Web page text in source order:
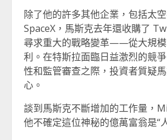
除了他的許多其他企業，包括太
SpaceX，馬斯克去年還收購了
尋求重大的戰略變革——從大規模
利。在特斯拉面臨日益激烈的競
性和監管審查之際，投資者質疑
心。
談到馬斯克不斷增加的工作量，
他不確定這位神秘的億萬富翁是“